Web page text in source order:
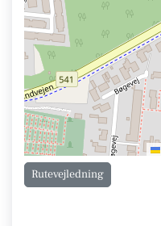
Rutevejledning